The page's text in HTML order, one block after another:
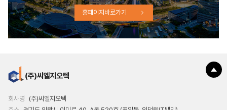
홈페이지바로가기
회사명
(주)씨엘지오텍